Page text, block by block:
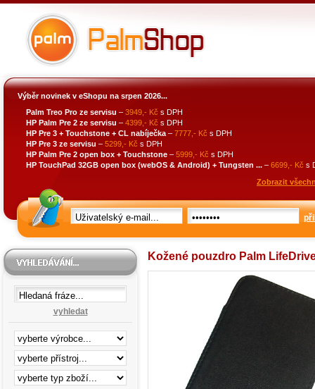
Výběr novinek v eShopu na srpen 2026...
Palm Treo Pro ze servisu – 3949,- Kč s DPH
HP Palm Pre 2 ze servisu – 4399,- Kč s DPH
HP Pre 3 + Touchstone + CL nabíječka – 7777,- Kč s DPH
HP Pre 3 ze servisu – 5299,- Kč s DPH
HP Palm Pre 2 open box + Touchstone – 5999,- Kč s DPH
HP TouchPad 32GB open box (webOS & Android) + Tungsten ... – 6699,- Kč s
Zobrazit
vyhledat
Kožené pouzdro Palm